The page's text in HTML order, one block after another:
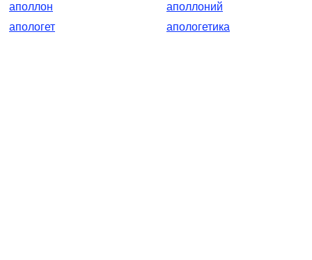
аполлон
аполлоний
апологет
апологетика